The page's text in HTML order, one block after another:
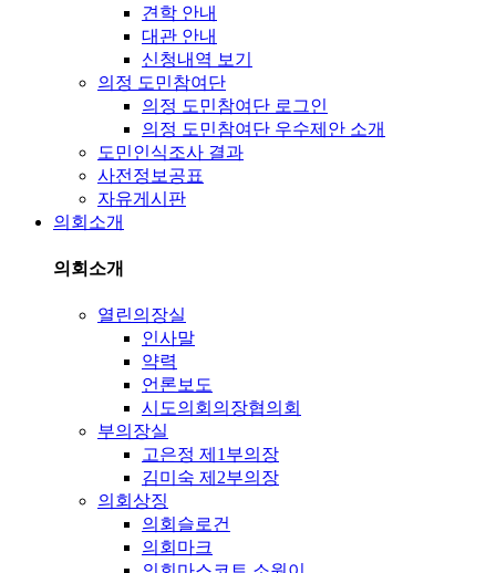
견학 안내
대관 안내
신청내역 보기
의정 도민참여단
의정 도민참여단 로그인
의정 도민참여단 우수제안 소개
도민인식조사 결과
사전정보공표
자유게시판
의회소개
의회소개
열린의장실
인사말
약력
언론보도
시도의회의장협의회
부의장실
고은정 제1부의장
김미숙 제2부의장
의회상징
의회슬로건
의회마크